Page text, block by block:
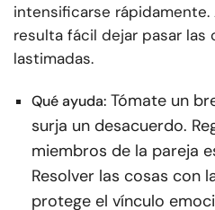
intensificarse
resulta fácil dejar pasar las
lastimadas.
Qué ayuda: Tómate un
surja un desacuerdo.
miembros de la pareja
Resolver las cosas con
protege el vínculo